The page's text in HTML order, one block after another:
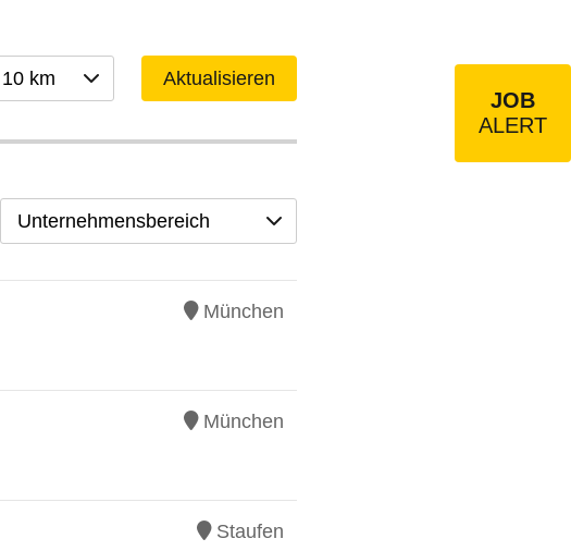
10 km Aktualisieren
Unternehmensbereich
München
München
Staufen
JOB
ALERT